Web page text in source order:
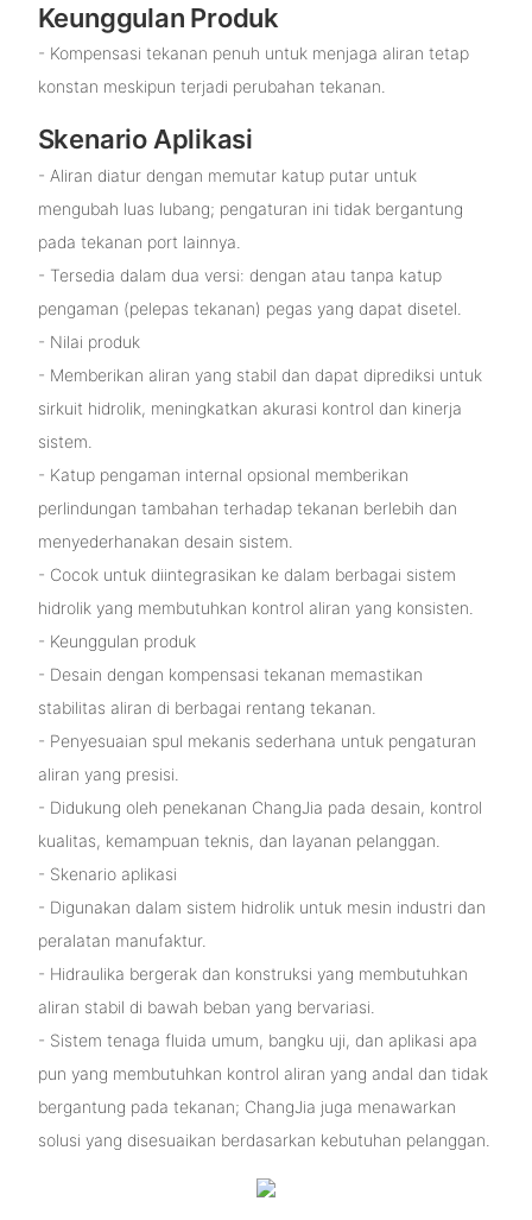
Keunggulan Produk
- Kompensasi tekanan penuh untuk menjaga aliran tetap
konstan meskipun terjadi perubahan tekanan.
Skenario Aplikasi
- Aliran diatur dengan memutar katup putar untuk
mengubah luas lubang; pengaturan ini tidak bergantung
pada tekanan port lainnya.
- Tersedia dalam dua versi: dengan atau tanpa katup
pengaman (pelepas tekanan) pegas yang dapat disetel.
- Nilai produk
- Memberikan aliran yang stabil dan dapat diprediksi untuk
sirkuit hidrolik, meningkatkan akurasi kontrol dan kinerja
sistem.
- Katup pengaman internal opsional memberikan
perlindungan tambahan terhadap tekanan berlebih dan
menyederhanakan desain sistem.
- Cocok untuk diintegrasikan ke dalam berbagai sistem
hidrolik yang membutuhkan kontrol aliran yang konsisten.
- Keunggulan produk
- Desain dengan kompensasi tekanan memastikan
stabilitas aliran di berbagai rentang tekanan.
- Penyesuaian spul mekanis sederhana untuk pengaturan
aliran yang presisi.
- Didukung oleh penekanan ChangJia pada desain, kontrol
kualitas, kemampuan teknis, dan layanan pelanggan.
- Skenario aplikasi
- Digunakan dalam sistem hidrolik untuk mesin industri dan
peralatan manufaktur.
- Hidraulika bergerak dan konstruksi yang membutuhkan
aliran stabil di bawah beban yang bervariasi.
- Sistem tenaga fluida umum, bangku uji, dan aplikasi apa
pun yang membutuhkan kontrol aliran yang andal dan tidak
bergantung pada tekanan; ChangJia juga menawarkan
solusi yang disesuaikan berdasarkan kebutuhan pelanggan.